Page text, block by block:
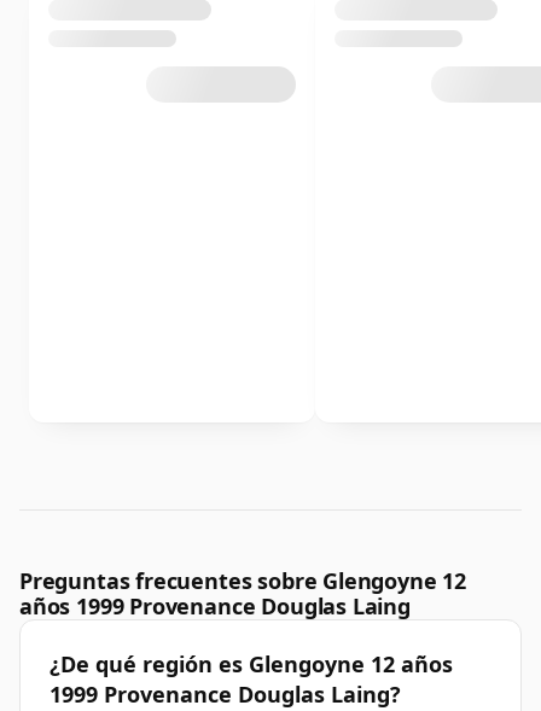
Preguntas frecuentes sobre Glengoyne 12
años 1999 Provenance Douglas Laing
¿De qué región es Glengoyne 12 años
1999 Provenance Douglas Laing?